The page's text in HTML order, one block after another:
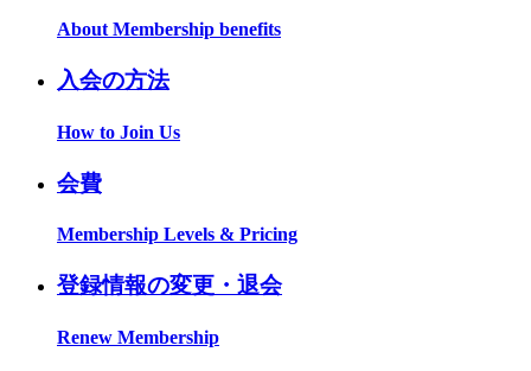
About Membership benefits
入会の方法
How to Join Us
会費
Membership Levels & Pricing
登録情報の変更・退会
Renew Membership